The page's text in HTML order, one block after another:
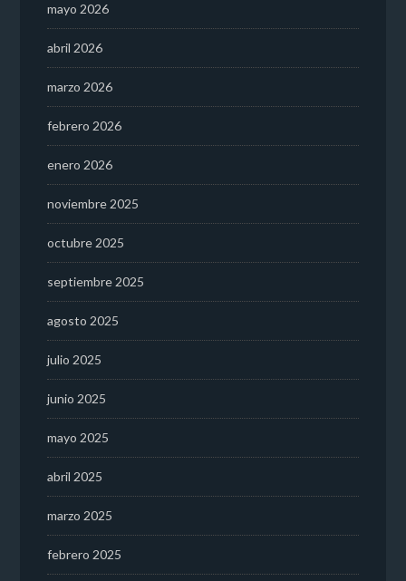
mayo 2026
abril 2026
marzo 2026
febrero 2026
enero 2026
noviembre 2025
octubre 2025
septiembre 2025
agosto 2025
julio 2025
junio 2025
mayo 2025
abril 2025
marzo 2025
febrero 2025